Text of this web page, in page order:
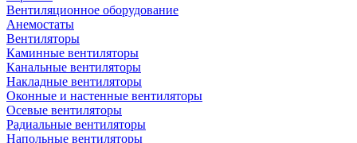
Вентиляционное оборудование
Анемостаты
Вентиляторы
Каминные вентиляторы
Канальные вентиляторы
Накладные вентиляторы
Оконные и настенные вентиляторы
Осевые вентиляторы
Радиальные вентиляторы
Напольные вентиляторы